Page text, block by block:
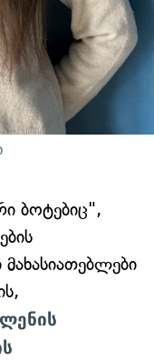
ბოტებიც",